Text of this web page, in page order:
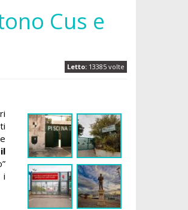
Cus e
Letto: 13385 volte
il
i